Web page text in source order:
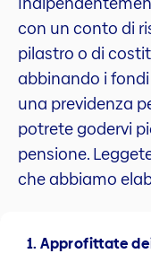
con un conto di
pilastro o di
abbinando i
una previdenza
potrete godervi
pensione.
che abbiamo
1. Approfittate